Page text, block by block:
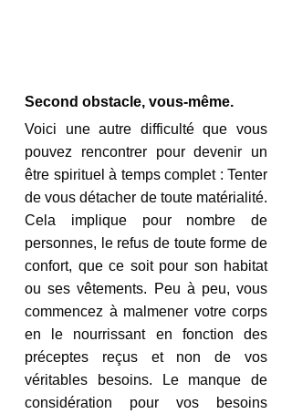
Second obstacle, vous-même.
Voici une autre difficulté que vous
pouvez rencontrer pour devenir un
être spirituel à temps complet : Tenter
de vous détacher de toute matérialité.
Cela implique pour nombre de
personnes, le refus de toute forme de
confort, que ce soit pour son habitat
ou ses vêtements. Peu à peu, vous
commencez à malmener votre corps
en le nourrissant en fonction des
préceptes reçus et non de vos
véritables besoins. Le manque de
considération pour vos besoins